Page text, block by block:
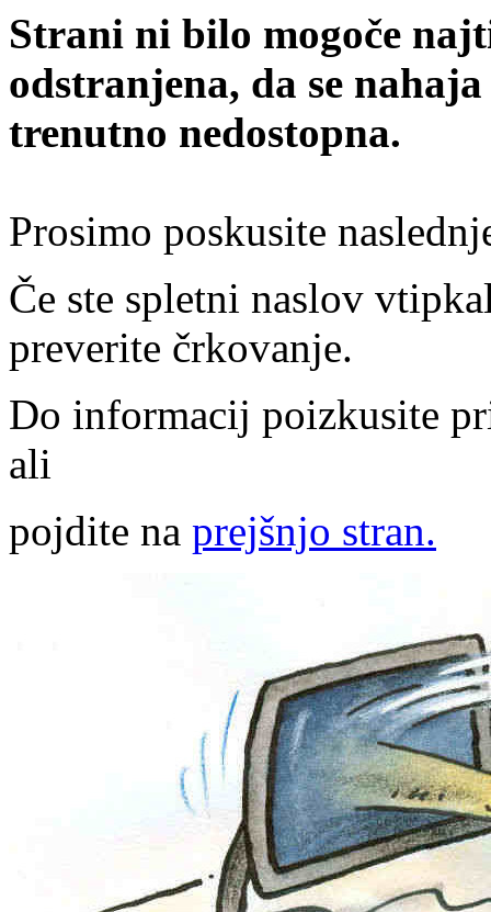
Strani ni bilo mogoče
odstranjena, da se
trenutno nedostopna.
Prosimo poskusite
Če ste spletni naslov
preverite črkovanje.
Do informacij poizkusite
ali
pojdite na prejšnjo stran.